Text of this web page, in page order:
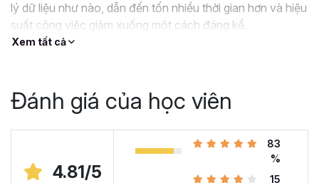
lý dữ liệu như nào, dẫn đến tốn nhiều thời gian hơn và hiệu
suất công việc giảm xuống một cách đáng kể.
?Nếu như bạn:
Hoặc trước đây chỉ học lý thuyết nên không biết
Hoặc đã có kiến thức cơ bản về Excel và đang
muốn nâng cao kỹ năng của mình lên.
Xem tất cả
Đánh giá của học viên
4.81/5
83
%
15